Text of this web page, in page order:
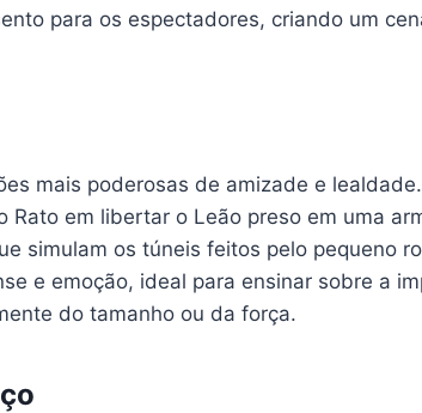
para os espectadores, criando um
mais poderosas de amizade e
Rato em libertar o Leão preso em uma
simulam os túneis feitos pelo pequeno
e emoção, ideal para ensinar sobre a
do tamanho ou da força.